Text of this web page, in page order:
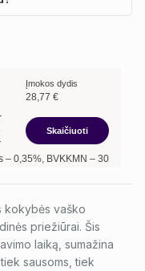
Įmokos dydis
28,77 €
Skaičiuoti
%, BVKKMN –30,27%,
kokybės vaško
priežiūrai. Šis
laiką, sumažina
sausoms, tiek